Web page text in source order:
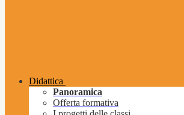
Didattica
Panoramica
Offerta formativa